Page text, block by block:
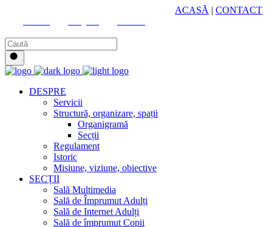
ACASĂ | CONTACT
DESPRE
Servicii
Structură, organizare, spații
Organigramă
Secții
Regulament
Istoric
Misiune, viziune, obiective
SECȚII
Sală Multimedia
Sală de Împrumut Adulți
Sală de Internet Adulți
Sală de împrumut Copii